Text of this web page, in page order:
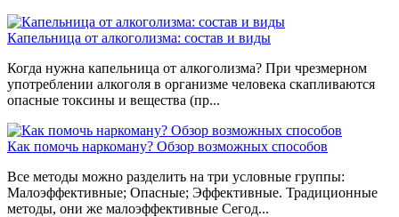
Капельница от алкоголизма: состав и виды
Когда нужна капельница от алкоголизма? При чрезмерном
употреблении алкоголя в организме человека скапливаются
опасные токсины и вещества (пр...
Как помочь наркоману? Обзор возможных способов
Все методы можно разделить на три условные группы:
Малоэффективные; Опасные; Эффективные. Традиционные
методы, они же малоэффективные Сегод...